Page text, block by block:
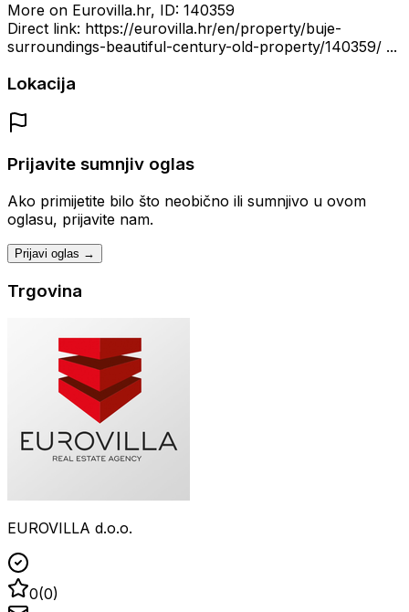
More on Eurovilla.hr, ID: 140359
Direct link: https://eurovilla.hr/en/property/buje-
surroundings-beautiful-century-old-property/140359/ ...
Lokacija
Prijavite sumnjiv oglas
Ako primijetite bilo što neobično ili sumnjivo u ovom
oglasu, prijavite nam.
Prijavi oglas →
Trgovina
EUROVILLA d.o.o.
0(0)